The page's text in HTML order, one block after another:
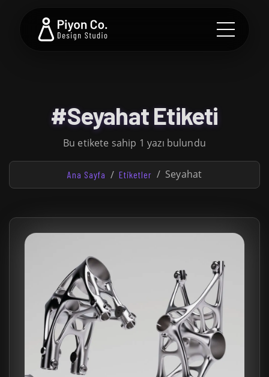
#Seyahat Etiketi
Bu etikete sahip 1 yazı bulundu
Ana Sayfa Etiketler Seyahat